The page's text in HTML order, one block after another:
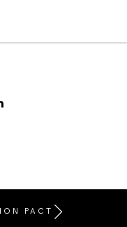
PACT